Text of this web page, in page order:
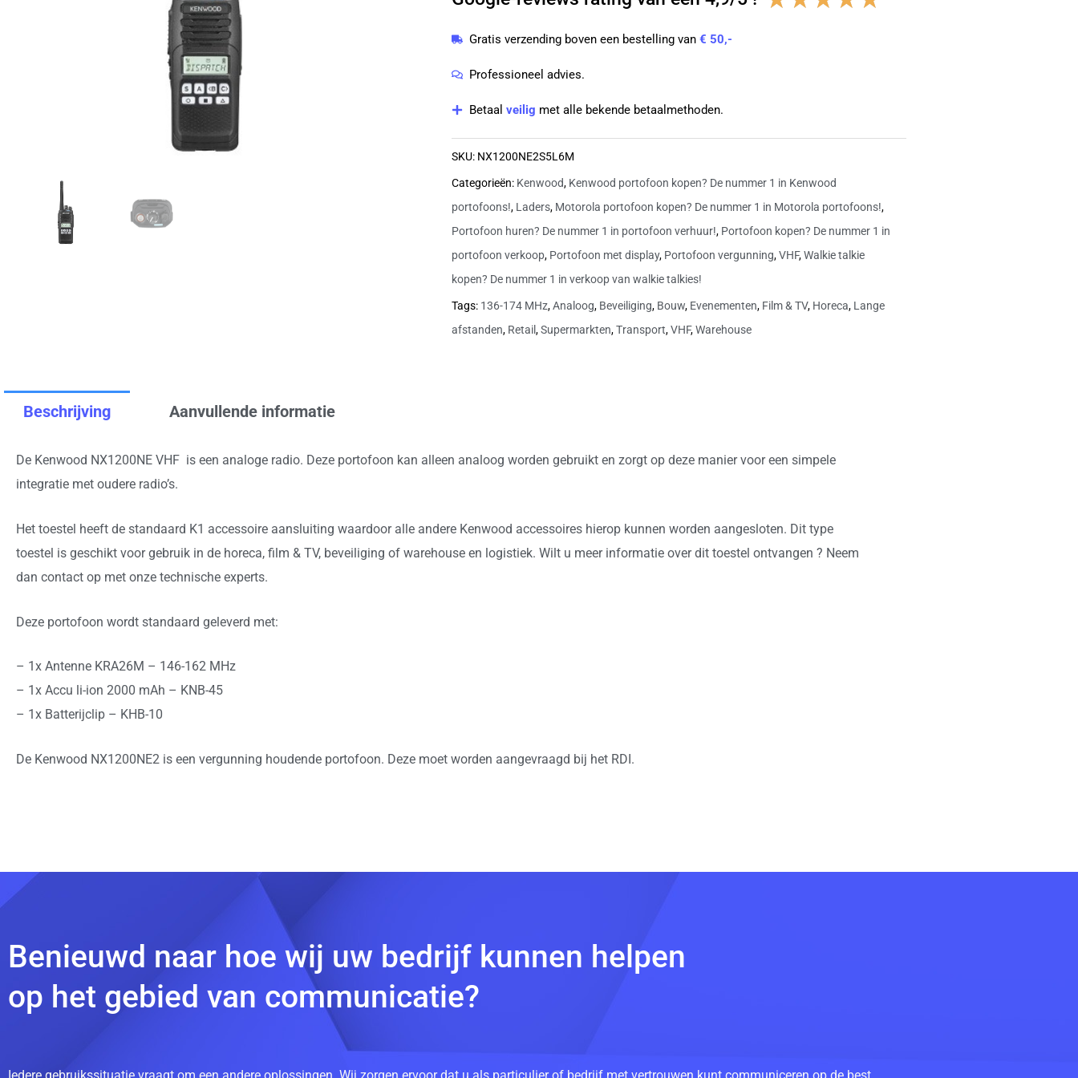
NXDN
zonder
antenne
|
aantal
Gratis verzending boven een bestelling van€ 50,-
Professioneel advies.
Betaalveilig met alle bekende betaalmethoden.
SKU: NX1200NE2S5L6M
Categorieën: Kenwood, Kenwood portofoon kopen? De nummer 1 in Kenwood
portofoons!, Laders, Motorola portofoon kopen? De nummer 1 in Motorola portofoons!,
Portofoon huren? De nummer 1 in portofoon verhuur!, Portofoon kopen? De nummer 1 in
portofoon verkoop, Portofoon met display, Portofoon vergunning,VHF,Walkie talkie
kopen? De nummer 1 in verkoop van walkie talkies!
Tags: 136-174 MHz,Analoog, Beveiliging, Bouw, Evenementen, Film & TV, Horeca, Lange
afstanden, Retail,Supermarkten,Transport,VHF,Warehouse
Beschrijving Aanvullende informatie
De Kenwood NX1200NE VHF is een analoge radio. Deze portofoon kan alleen analoog worden gebruikt en zorgt op deze manier voor een simpele
integratie met oudere radio’s.
Het toestel heeft de standaard K1 accessoire aansluiting waardoor alle andere Kenwood accessoires hierop kunnen worden aangesloten. Dit type
toestel is geschikt voor gebruik in de horeca, film & TV, beveiliging of warehouse en logistiek. Wilt u meer informatie over dit toestel ontvangen ? Neem
dan contact op met onze technische experts.
Deze portofoon wordt standaard geleverd met:
– 1x Antenne KRA26M – 146-162 MHz
– 1x Accu li-ion 2000 mAh – KNB-45
– 1x Batterijclip – KHB-10
De Kenwood NX1200NE2 is een vergunning houdende portofoon. Deze moet worden aangevraagd bij het RDI.
Benieuwd naar hoe wij uw bedrijf kunnen helpen
op het gebied van communicatie?